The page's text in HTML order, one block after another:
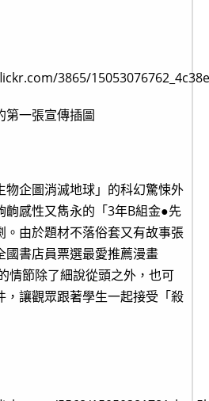
第一張宣傳插圖
物企圖消滅地球」的科幻驚悚外
齣感性又雋永的「3年B組金●先
。由於題材不落俗套又有故事張
國書店員票選最愛推薦漫畫
情節除了細說從頭之外，也可
，讓觀眾跟著學生一起接受「殺